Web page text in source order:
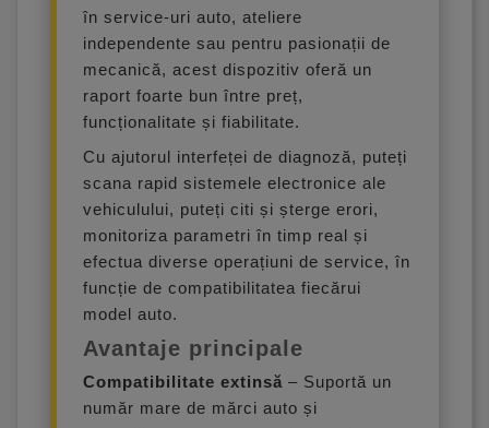
în service-uri auto, ateliere
independente sau pentru pasionații de
mecanică, acest dispozitiv oferă un
raport foarte bun între preț,
funcționalitate și fiabilitate.
Cu ajutorul interfeței de diagnoză, puteți
scana rapid sistemele electronice ale
vehiculului, puteți citi și șterge erori,
monitoriza parametri în timp real și
efectua diverse operațiuni de service, în
funcție de compatibilitatea fiecărui
model auto.
Avantaje principale
Compatibilitate extinsă – Suportă un
număr mare de mărci auto și